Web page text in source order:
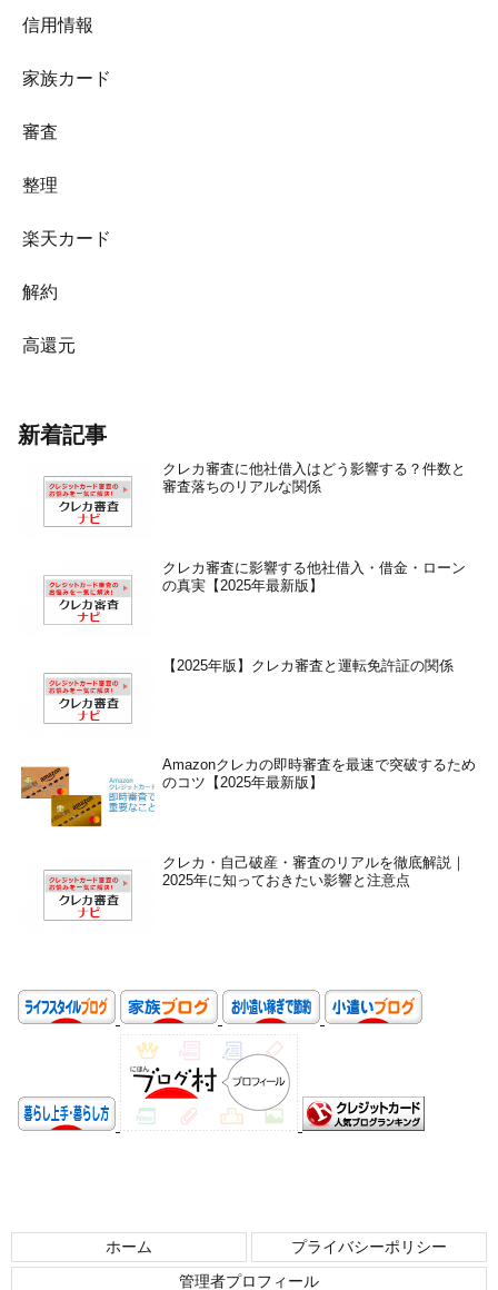
信用情報
家族カード
審査
整理
楽天カード
解約
高還元
新着記事
クレカ審査に他社借入はどう影響する？件数と
審査落ちのリアルな関係
クレカ審査に影響する他社借入・借金・ローン
の真実【2025年最新版】
【2025年版】クレカ審査と運転免許証の関係
Amazonクレカの即時審査を最速で突破するため
のコツ【2025年最新版】
クレカ・自己破産・審査のリアルを徹底解説｜
2025年に知っておきたい影響と注意点
ホーム
プライバシーポリシー
管理者プロフィール